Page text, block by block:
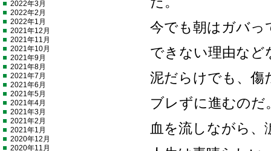
今でも朝はガバっ
できない理由など
泥だらけでも、傷
ブレずに進むのだ
血を流しながら、
2022年3月
2022年2月
2022年1月
2021年12月
2021年11月
2021年10月
2021年9月
2021年8月
2021年7月
2021年6月
2021年5月
2021年4月
2021年3月
2021年2月
2021年1月
2020年12月
2020年11月